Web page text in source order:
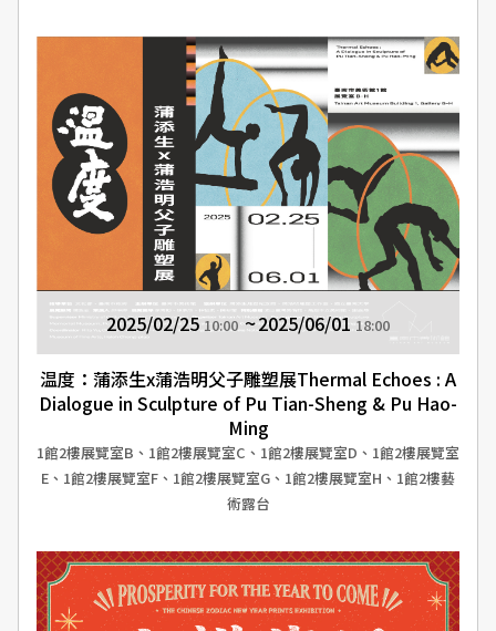
2025/02/25 10:00 2025/06/01 18:00
温度：蒲添生x蒲浩明父子雕塑展Thermal Echoes : A
Dialogue in Sculpture of Pu Tian-Sheng & Pu Hao-
Ming
1館2樓展覽室B、1館2樓展覽室C、1館2樓展覽室D、1館2樓展覽室
E、1館2樓展覽室F、1館2樓展覽室G、1館2樓展覽室H、1館2樓藝
術露台